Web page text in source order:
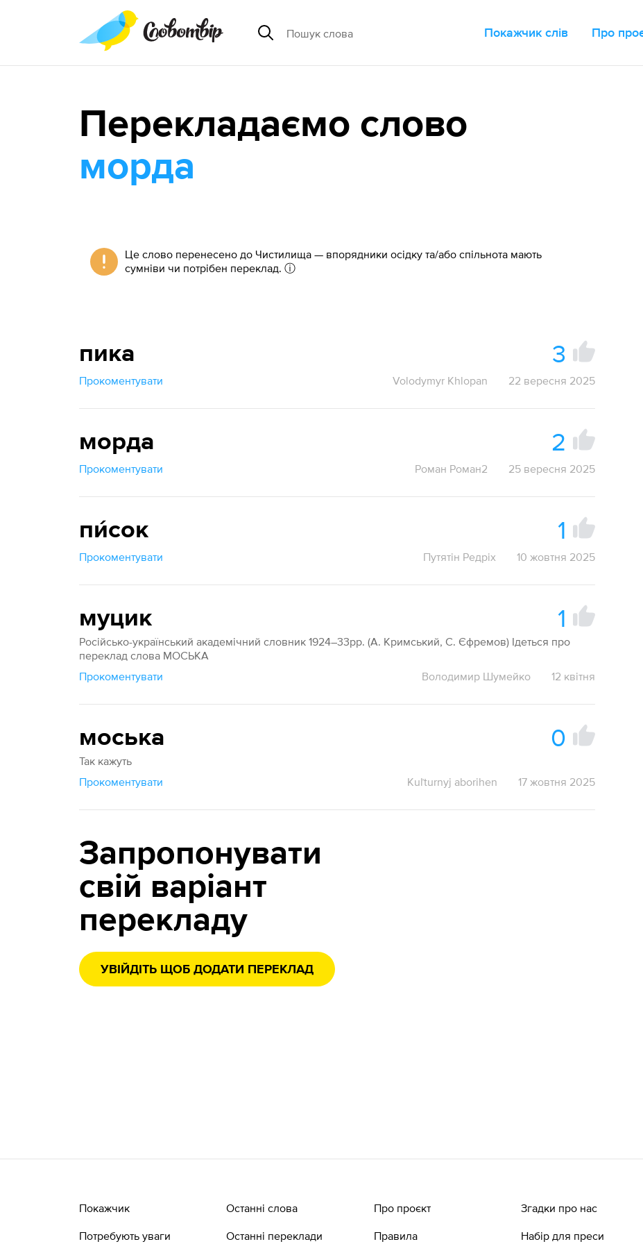
Покажчик слів Про
Перекладаємо слово
морда
Це слово перенесено до Чистилища — впорядники осідку та/або спільнота мають
сумніви чи потрібен переклад.ⓘ
пика 3
Прокоментувати Volodymyr Khlopan 22 вересня 2025
морда 2
Прокоментувати Роман Роман2 25 вересня 2025
пи́сок 1
Прокоментувати Путятін Редріх 10 жовтня 2025
муцик 1
Російсько-український академічний словник 1924–33рр. (А. Кримський, С. Єфремов) Ідеться про
переклад слова МОСЬКА
Прокоментувати
Володимир Шумейко 12 квітня
моська 0
Так кажуть
Прокоментувати
Kuľturnyj aborihen 17 жовтня 2025
Запропонувати
свій варіант
перекладу
УВІЙДІТЬ ЩОБ ДОДАТИ ПЕРЕКЛАД
Покажчик
Потребують уваги
Останні слова
Останні переклади
Про проєкт
Правила
Згадки про нас
Набір для преси